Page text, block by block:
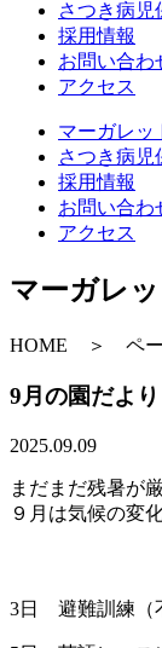
さつき病児
採用情報
お問い合わ
アクセス
マーガレッ
さつき病児
採用情報
お問い合わ
アクセス
マーガレ
HOME ＞ ペー
9月の園だより
2025.09.09
まだまだ残暑が
９月は気候の変
3日 避難訓練（